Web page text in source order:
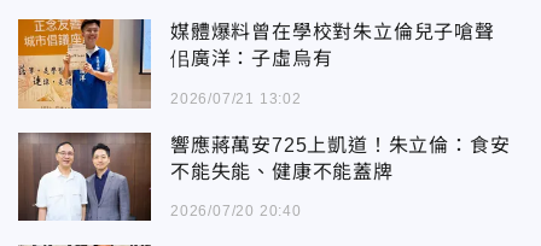
媒體爆料曾在學校對朱立倫兒子嗆聲
佀廣洋：子虛烏有
2026/07/21 13:02
響應蔣萬安725上凱道！朱立倫：食安
不能失能、健康不能蓋牌
2026/07/20 20:40